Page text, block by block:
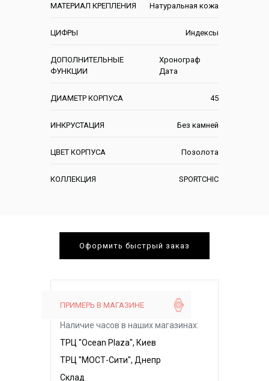
МАТЕРИАЛ КРЕПЛЕНИЯ Натуральная кожа
ЦИФРЫ Индексы
ДОПОЛНИТЕЛЬНЫЕ
ФУНКЦИИ
Хронограф
Дата
ДИАМЕТР КОРПУСА 45
ИНКРУСТАЦИЯ Без камней
ЦВЕТ КОРПУСА Позолота
КОЛЛЕКЦИЯ SPORTCHIC
Оформить быстрый заказ
ПРИМЕРЬ В МАГАЗИНЕ
Наличие часов в наших магазинах:
ТРЦ "Ocean Plaza", Киев
ТРЦ "МОСТ-Сити", Днепр
Склад